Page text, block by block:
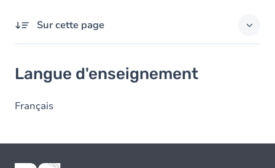
Sur cette page
Langue d'enseignement
Français